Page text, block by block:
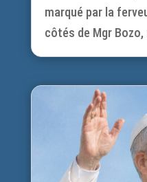
marqué par la
côtés de Mgr Bozo,